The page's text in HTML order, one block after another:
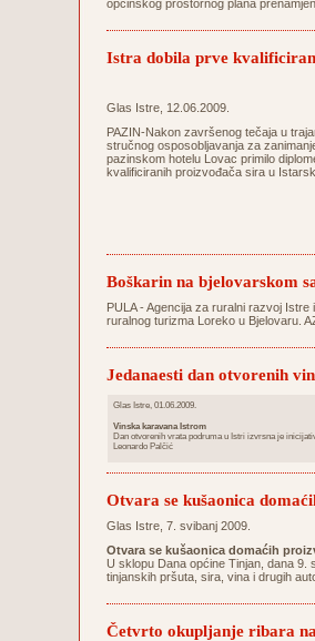
općinskog prostornog plana
Istra dobila prve
Glas Istre, 12.06.2009.
PAZIN-Nakon završenog tečaja u
stručnog osposobljavanja za
pazinskom hotelu Lovac primilo
kvalificiranih proizvođača sira u
Boškarin na bjelovarskom
PULA - Agencija za ruralni razvoj
ruralnog turizma Loreko u Bjelovaru.
Jedanaesti dan otvorenih
Glas Istre, 01.06.2009.
Vinska karavana Istrom
Dan otvorenih vrata podruma u Istri izvrsna je
Leonardo Palčić
Otvara se kušaonica
Glas Istre, 7. svibanj 2009.
Otvara se kušaonica domaćih
U sklopu Dana općine Tinjan, dana 9.
tinjanskih pršuta, sira, vina i drugih
Četvrto okupljanje ribara